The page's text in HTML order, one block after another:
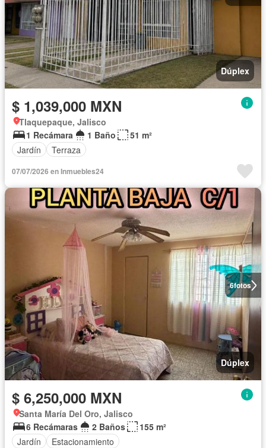
Dúplex
$ 1,039,000 MXN
Tlaquepaque, Jalisco
1 Recámara
1 Baño
51 m²
Jardín
Terraza
07/07/2026 en Inmuebles24
6fotos
Dúplex
$ 6,250,000 MXN
Santa María Del Oro, Jalisco
6 Recámaras
2 Baños
155 m²
Jardín
Estacionamiento